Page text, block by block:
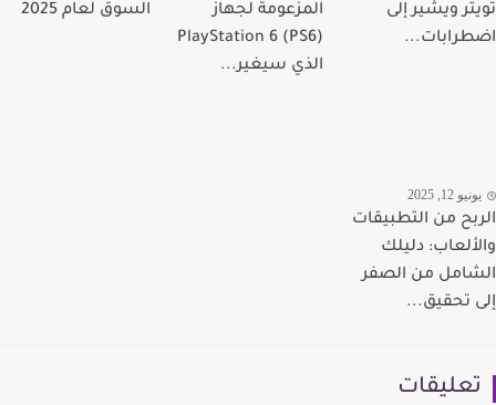
ويشير إلى
المزعومة لجهاز
PlayStation 6 (PS6)
الذي سيغير...
السوق لعام 2025
12, 2025
من التطبيقات
دليلك
من الصفر
تحقيق...